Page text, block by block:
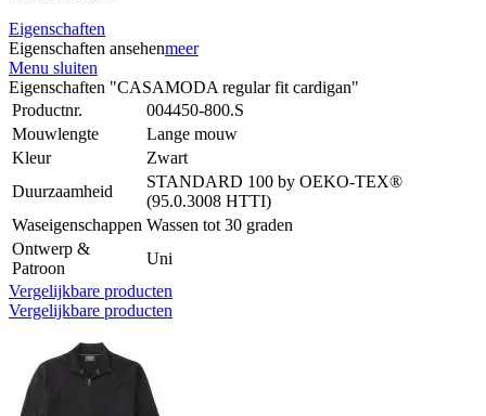
Eigenschaften
Eigenschaften ansehenmeer
Menu sluiten
Eigenschaften "CASAMODA regular fit cardigan"
Productnr.
004450-800.S
Mouwlengte
Lange mouw
Kleur
Zwart
Duurzaamheid
STANDARD 100 by OEKO-TEX®
(95.0.3008 HTTI)
Waseigenschappen Wassen tot 30 graden
Ontwerp &
Patroon
Uni
Vergelijkbare producten
Vergelijkbare producten